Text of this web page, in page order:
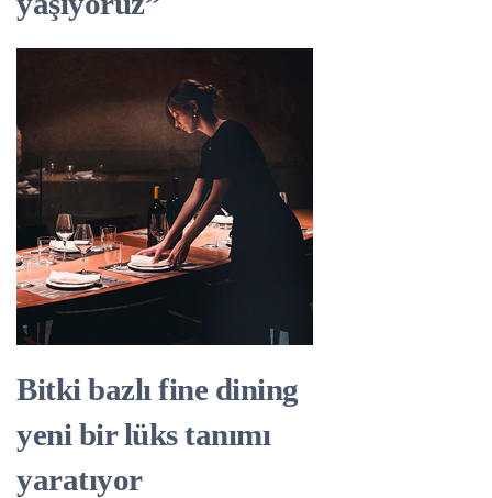
Bitki bazlı fine dining
yeni bir lüks tanımı
yaratıyor